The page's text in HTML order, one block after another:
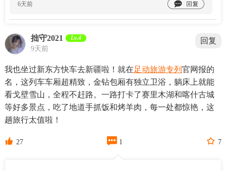
6天前 
拙守2021 Lv.4
9天前
回复
我也坐过新东方快车去新疆啦！就在足动旅游专列 官网报的
名，这列车车厢超精致，金钻包厢有独立卫浴，躺床上就能
看戈壁雪山，全程不赶路。一路打卡了赛里木湖和喀什古城
等好多景点，吃了地道手抓饭和烤羊肉，每一处都惊艳，这
趟旅行太值啦！
 27  1  7